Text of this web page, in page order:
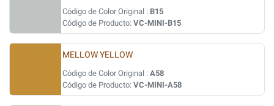
Código de Color Original : B15
Código de Producto: VC-MINI-B15
MELLOW YELLOW
Código de Color Original : A58
Código de Producto: VC-MINI-A58